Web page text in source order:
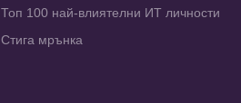
Топ 100 най-влиятелни ИТ личности
Стига мрънка